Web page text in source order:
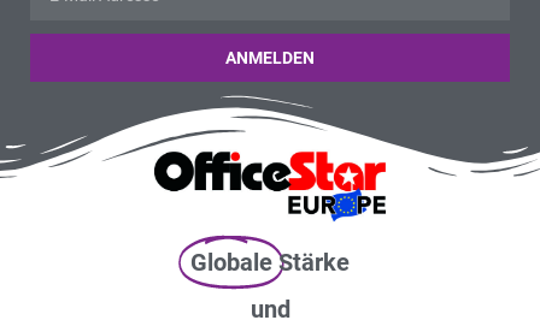
ANMELDEN
Globale Stärke
und